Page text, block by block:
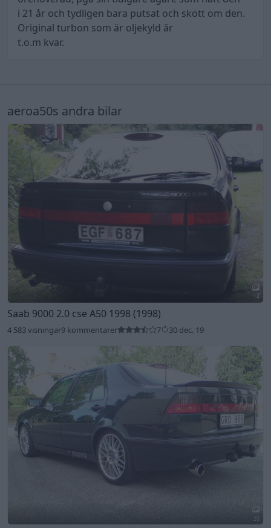
i 21 år och tydligen bara putsat och skött om den.
Original turbon som är oljekyld är
t.o.m kvar.
aeroa50s andra bilar
14
Saab 9000 2.0 cse A50 1998 (1998)
4 583 visningar9 kommentarer 7 30 dec. 19
20